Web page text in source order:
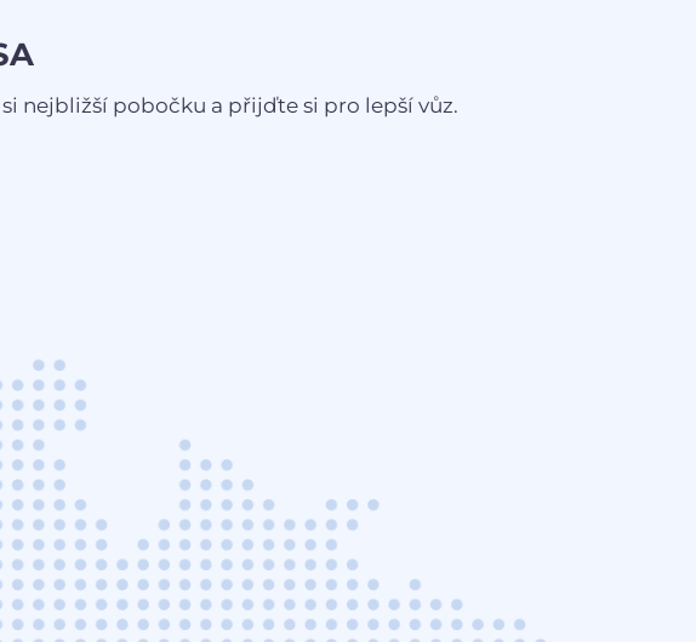
nejbližší pobočku a přijďte si pro lepší vůz.